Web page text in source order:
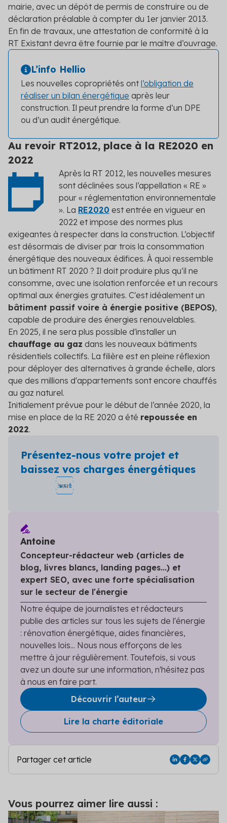
mairie, avec un dépôt de permis de construire ou de
déclaration préalable à compter du 1er janvier 2013.
En fin de travaux, une attestation de conformité à la
RT Existant devra être fournie par le maître d’ouvrage.
L’info Hellio
Les nouvelles copropriétés ont l’obligation de
réaliser un bilan énergétique après leur
construction. Il peut prendre la forme d’un DPE
ou d’un audit énergétique.
Au revoir RT2012, place à la RE2020 en
2022
Après la RT 2012, les nouvelles mesures
sont déclinées sous l’appellation « RE »
pour « réglementation environnementale
». La RE2020 est entrée en vigueur en
2022 et impose des normes plus
exigeantes à respecter dans la construction. L’objectif
est désormais de diviser par trois la consommation
énergétique des nouveaux édifices. À quoi ressemble
un bâtiment RT 2020 ? Il doit produire plus qu’il ne
consomme, avec une isolation renforcée et un recours
optimal aux énergies gratuites. C'est idéalement un
bâtiment passif voire à énergie positive (BEPOS),
capable de produire des énergies renouvelables.
En 2025, il ne sera plus possible d'installer un
chauffage au gaz dans les nouveaux bâtiments
résidentiels collectifs. La filière est en pleine réflexion
pour déployer des alternatives à grande échelle, alors
que des millions d'appartements sont encore chauffés
au gaz naturel.
Initialement prévue pour le début de l’année 2020, la
mise en place de la RE 2020 a été repoussée en
2022.
Présentez-nous votre projet et
baissez vos charges énergétiques
Antoine
Concepteur-rédacteur web (articles de
blog, livres blancs, landing pages...) et
expert SEO, avec une forte spécialisation
sur le secteur de l'énergie
Notre équipe de journalistes et rédacteurs
publie des articles sur tous les sujets de l'énergie
: rénovation énergétique, aides financières,
nouvelles lois... Nous nous efforçons de les
mettre à jour régulièrement. Toutefois, si vous
avez un doute sur une information, n'hésitez pas
à nous en faire part.
Découvrir l’auteur
Lire la charte éditoriale
Partager cet article
Vous pourrez aimer lire aussi :